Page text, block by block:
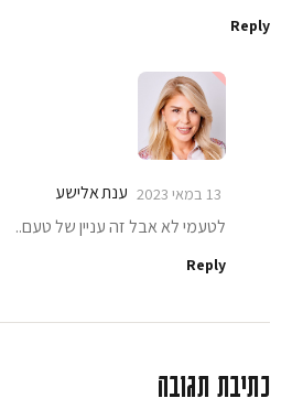
Reply
ענת אלישע 13 במאי 2023
לטעמי לא אבל זה עניין של טעם..
Reply
כתיבת תגובה